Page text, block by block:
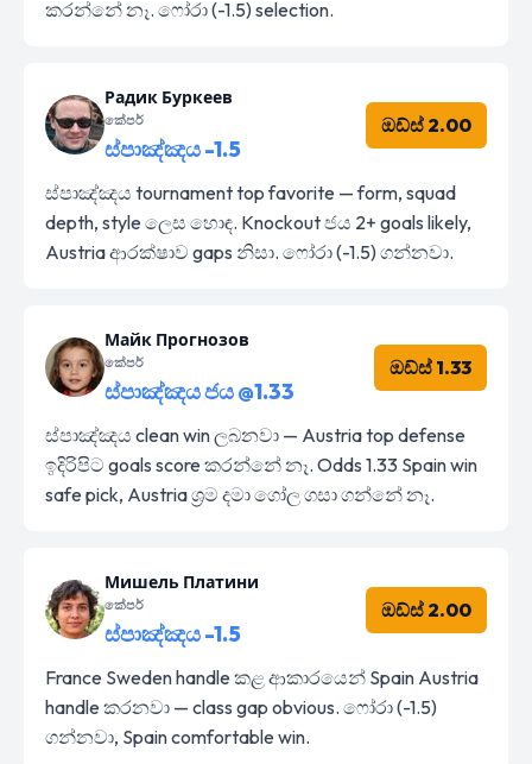
කරන්නේ නෑ. ෆෝරා (-1.5) selection.
Радик Буркеев
කේපර්
ස්පාඤ්ඤය -1.5
ඔඩ්ස් 2.00
ස්පාඤ්ඤය tournament top favorite — form, squad
depth, style ලෙස හොඳ. Knockout ජය 2+ goals likely,
Austria ආරක්ෂාව gaps නිසා. ෆෝරා (-1.5) ගන්නවා.
Майк Прогнозов
කේපර්
ස්පාඤ්ඤය ජය @1.33
ඔඩ්ස් 1.33
ස්පාඤ්ඤය clean win ලබනවා — Austria top defense
ඉදිරිපිට goals score කරන්නේ නෑ. Odds 1.33 Spain win
safe pick, Austria ශ්‍රම දමා ගෝල ගසා ගන්නේ නෑ.
Мишель Платини
කේපර්
ස්පාඤ්ඤය -1.5
ඔඩ්ස් 2.00
France Sweden handle කළ ආකාරයෙන් Spain Austria
handle කරනවා — class gap obvious. ෆෝරා (-1.5)
ගන්නවා, Spain comfortable win.